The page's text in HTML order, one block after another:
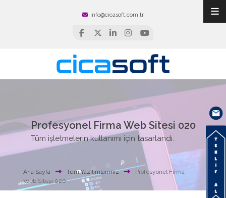
info@cicasoft.com.tr
Profesyonel Firma Web Sitesi 020
Tüm işletmelerin kullanımı için tasarlandı.
Ana Sayfa Tüm Yazılımlarımız
Profesyonel Firma
Web Sitesi 020